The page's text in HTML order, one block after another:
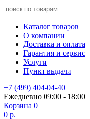
Каталог товаров
О компании
Доставка и оплата
Гарантия и сервис
Услуги
Пункт выдачи
+7 (499) 404-04-40
Ежедневно 09:00 - 18:00
Корзина 0
0 р.